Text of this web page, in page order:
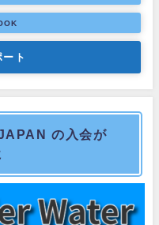
ート
の入会が